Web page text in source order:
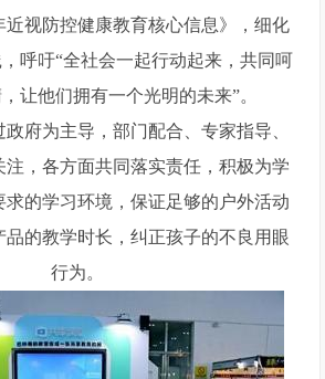
近视防控健康教育核心信息》，细化
呼吁“全社会一起行动起来，共同呵
让他们拥有一个光明的未来”。
为主导，部门配合、专家指导、
注，各方面共同落实责任，积极为学
求的学习环境，保证足够的户外活动
品的教学时长，纠正孩子的不良用眼
行为。